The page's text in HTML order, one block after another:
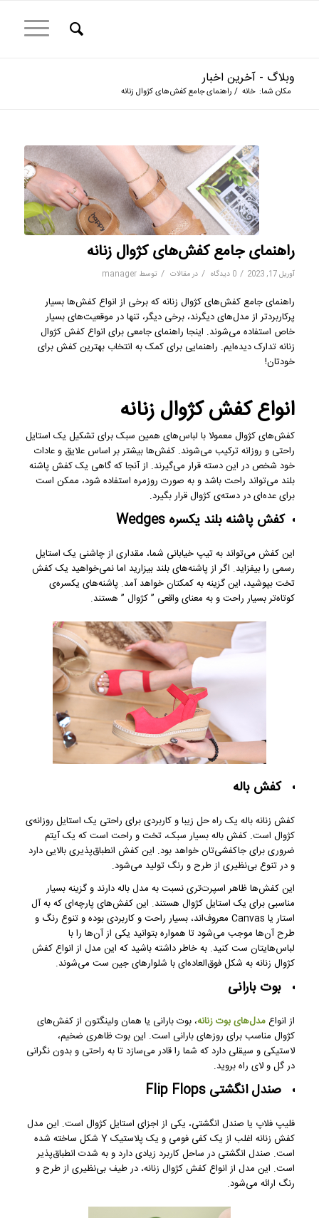
وبلاگ - آخرین اخبار
مکان شما: خانه / راهنمای جامع کفش‌های کژوال زنانه
راهنمای جامع کفش‌های کژوال زنانه
آوریل 17, 2023 / 0 دیدگاه / درمقالات / توسط manager
راهنمای جامع کفش‌های کژوال زنانه که برخی از انواع کفش‌ها بسیار
پرکاربرد‌تر از مدل‌های دیگرند، برخی دیگر، تنها در موقعیت‌های بسیار
خاص استفاده می‌شوند. اینجا راهنمای جامعی برای انواع کفش کژوال
زنانه تدارک دیده‌ایم. راهنمایی برای کمک به انتخاب بهترین کفش برای
خودتان!
انواع کفش کژوال زنانه
کفش‌های کژوال معمولا با لباس‌های همین سبک برای تشکیل یک استایل
راحتی و روزانه ترکیب می‌شوند. کفش‌ها بیشتر بر اساس علایق و عادات
خود شخص در این دسته قرار می‌گیرند. از آنجا که گاهی یک کفش پاشنه
بلند می‌تواند راحت باشد و به صورت روزمره استفاده شود، ممکن است
برای عده‌ای در دسته‌ی کژوال قرار بگیرد.
کفش پاشنه بلند یکسره Wedges
این کفش می‌تواند به تیپ خیابانی شما، مقداری از چاشنی یک استایل
رسمی را بیفزاید. اگر از پاشنه‌های بلند بیزارید اما نمی‌خواهید یک کفش
تخت بپوشید، این گزینه به کمکتان خواهد آمد. پاشنه‌های یکسره‌ی
کوتاه‌تر بسیار راحت و به معنای واقعی ” کژوال ” هستند.
کفش باله
کفش زنانه باله یک راه حل زیبا و کاربردی برای راحتی یک استایل روزانه‌ی
کژوال است. کفش باله بسیار سبک، تخت و راحت است که یک آیتم
ضروری برای جاکفشی‌تان خواهد بود. این کفش انطباق‌پذیری بالایی دارد
و در تنوع بی‌نظیری از طرح و رنگ تولید می‌شود.
این کفش‌ها ظاهر اسپرت‌تری نسبت به مدل باله دارند و گزینه بسیار
مناسبی برای یک استایل کژوال هستند. این کفش‌های پارچه‌ای که به آل
استار یا Canvas معروف‌اند، بسیار راحت و کاربردی بوده و تنوع رنگ و
طرح آن‌ها موجب می‌شود تا همواره بتوانید یکی از آن‌ها را با
لباس‌هایتان ست کنید. به خاطر داشته باشید که این مدل از انواع کفش
کژوال زنانه به شکل فوق‌العاده‌ای با شلوارهای جین ست می‌شوند.
بوت بارانی
از انواع مدل‌های بوت زنانه، بوت بارانی یا همان ولینگتون از کفش‌های
کژوال مناسب برای روزهای بارانی است. این بوت ظاهری ضخیم،
لاستیکی و سیقلی دارد که شما را قادر می‌سازد تا به راحتی و بدون نگرانی
در گل و لای راه بروید.
صندل انگشتی Flip Flops
فلیپ فلاپ یا صندل انگشتی، یکی از اجزای استایل کژوال است. این مدل
کفش زنانه اغلب از یک کفی فومی و یک پلاستیک Y شکل ساخته شده
است. صندل انگشتی در ساحل کاربرد زیادی دارد و به شدت انطباق‌پذیر
است. این مدل از انواع کفش کژوال زنانه، در طیف بی‌نظیری از طرح و
رنگ ارائه می‌شود.